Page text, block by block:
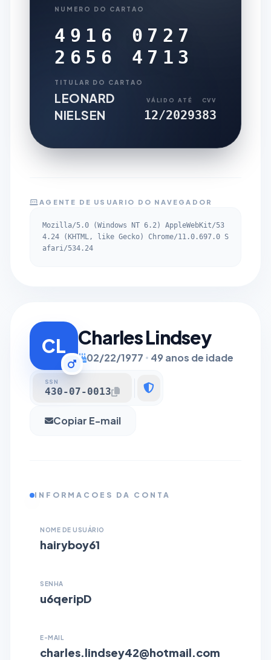
NUMERO DO CARTAO
4916 0727
2656 4713
TITULAR DO CARTAO
LEONARD
NIELSEN
VÁLIDO ATÉ
12/2029
CVV
383
AGENTE DE USUARIO DO NAVEGADOR
Mozilla/5.0 (Windows NT 6.2) AppleWebKit/53
4.24 (KHTML, like Gecko) Chrome/11.0.697.0 S
afari/534.24
CL Charles Lindsey
02/22/1977 49 anos de idade
SSN
430-07-0013
Copiar E-mail
INFORMACOES DA CONTA
NOME DE USUÁRIO
hairyboy61
SENHA
u6qeripD
E-MAIL
charles.lindsey42@hotmail.com